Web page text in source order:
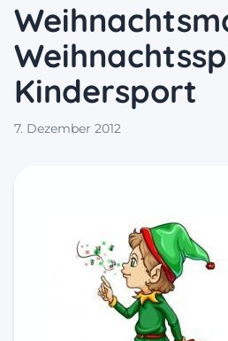
Kindersport
7. Dezember 2012